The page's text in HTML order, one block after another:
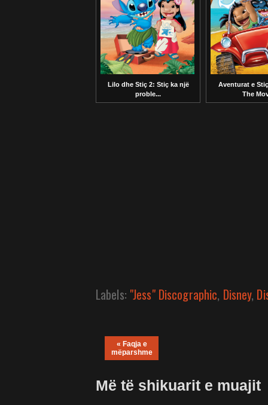
Lilo dhe Stiç 2: Stiç ka një
proble...
Aventurat e
The
Labels: "Jess" Discographic, Disney,
« Faqja e
mëparshme
Më të shikuarit e muajit